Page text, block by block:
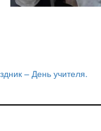
– День учителя.